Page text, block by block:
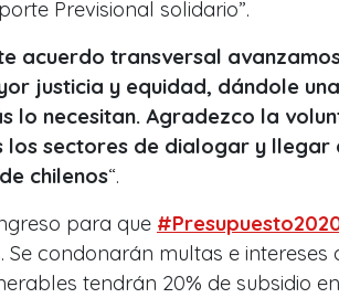
Previsional solidario”.
acuerdo transversal
justicia y equidad, dándole
lo necesitan. Agradezco la
sectores de dialogar y llegar
chilenos“.
para que
condonarán multas e intereses
tendrán 20% de subsidio